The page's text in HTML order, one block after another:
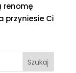
renomę
przyniesie Ci